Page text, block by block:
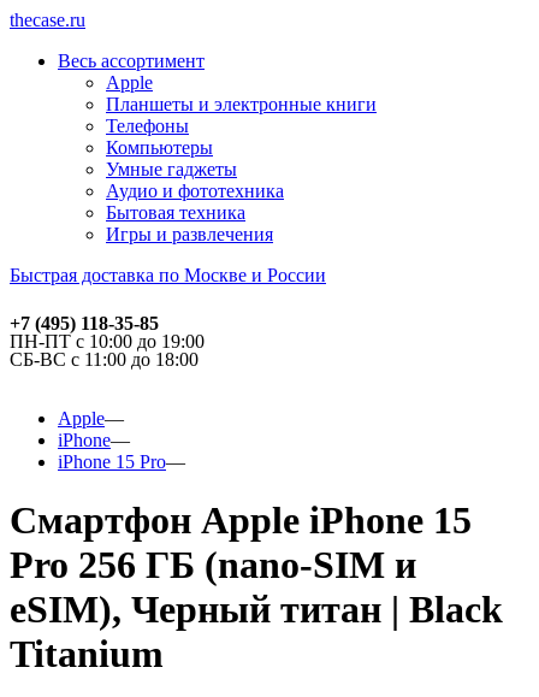
thecase.ru
Весь ассортимент
Apple
Планшеты и электронные книги
Телефоны
Компьютеры
Умные гаджеты
Аудио и фототехника
Бытовая техника
Игры и развлечения
Быстрая доставка по Москве и России
+7 (495) 118-35-85
ПН-ПТ с 10:00 до 19:00
СБ-ВС с 11:00 до 18:00
Apple
iPhone
iPhone 15 Pro
Смартфон Apple iPhone 15
Pro 256 ГБ (nano-SIM и
eSIM), Черный титан | Black
Titanium